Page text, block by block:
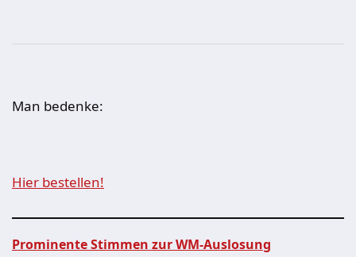
Man bedenke:
Hier bestellen!
Prominente Stimmen zur WM-Auslosung